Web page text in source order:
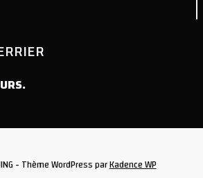
- Thème WordPress parKadence WP